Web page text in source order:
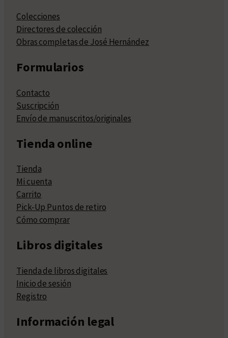
Colecciones
Directores de colección
Obras completas de José Hernández
Formularios
Contacto
Suscripción
Envío de manuscritos/originales
Tienda online
Tienda
Mi cuenta
Carrito
Pick-Up Puntos de retiro
Cómo comprar
Libros digitales
Tienda de libros digitales
Inicio de sesión
Registro
Información legal